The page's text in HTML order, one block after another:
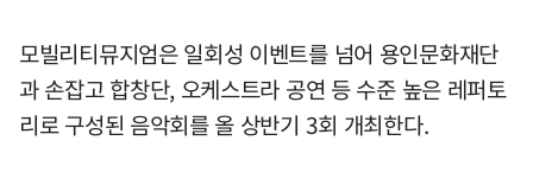
모빌리티뮤지엄은 일회성 이벤트를 넘어 용인문화재단
과 손잡고 합창단, 오케스트라 공연 등 수준 높은 레퍼토
리로 구성된 음악회를 올 상반기 3회 개최한다.